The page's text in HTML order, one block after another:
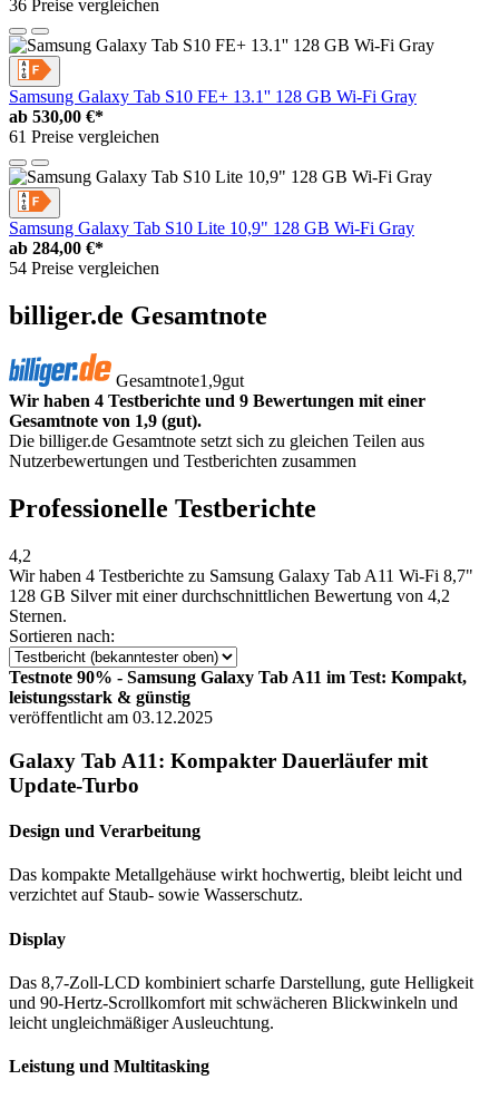
36 Preise vergleichen
Samsung Galaxy Tab S10 FE+ 13.1'' 128 GB Wi-Fi Gray
ab 530,00 €*
61 Preise vergleichen
Samsung Galaxy Tab S10 Lite 10,9" 128 GB Wi-Fi Gray
ab 284,00 €*
54 Preise vergleichen
billiger.de Gesamtnote
Gesamtnote1,9gut
Wir haben 4 Testberichte und 9 Bewertungen mit einer
Gesamtnote von 1,9 (gut).
Die billiger.de Gesamtnote setzt sich zu gleichen Teilen aus
Nutzerbewertungen und Testberichten zusammen
Professionelle Testberichte
4,2
Wir haben 4 Testberichte zu Samsung Galaxy Tab A11 Wi-Fi 8,7"
128 GB Silver mit einer durchschnittlichen Bewertung von 4,2
Sternen.
Sortieren nach:
Testnote 90% - Samsung Galaxy Tab A11 im Test: Kompakt,
leistungsstark & günstig
veröffentlicht am 03.12.2025
Galaxy Tab A11: Kompakter Dauerläufer mit
Update-Turbo
Design und Verarbeitung
Das kompakte Metallgehäuse wirkt hochwertig, bleibt leicht und
verzichtet auf Staub- sowie Wasserschutz.
Display
Das 8,7-Zoll-LCD kombiniert scharfe Darstellung, gute Helligkeit
und 90-Hertz-Scrollkomfort mit schwächeren Blickwinkeln und
leicht ungleichmäßiger Ausleuchtung.
Leistung und Multitasking